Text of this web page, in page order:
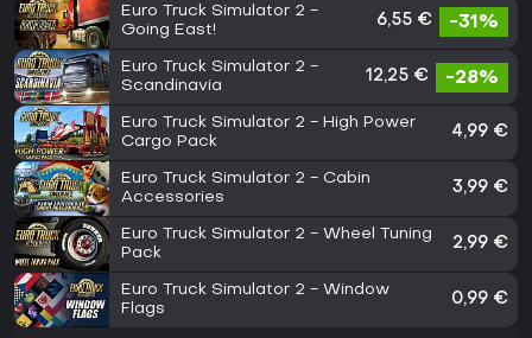
Euro Truck Simulator 2 -
Going East!
6,55 € -31%
Euro Truck Simulator 2 -
Scandinavia
12,25 € -28%
Euro Truck Simulator 2 - High Power
Cargo Pack
4,99 €
Euro Truck Simulator 2 - Cabin
Accessories
3,99 €
Euro Truck Simulator 2 - Wheel Tuning
Pack
2,99 €
Euro Truck Simulator 2 - Window
Flags
0,99 €